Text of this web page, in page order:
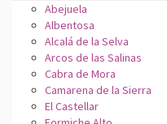
Abejuela
Albentosa
Alcalá de la Selva
Arcos de las Salinas
Cabra de Mora
Camarena de la Sierra
El Castellar